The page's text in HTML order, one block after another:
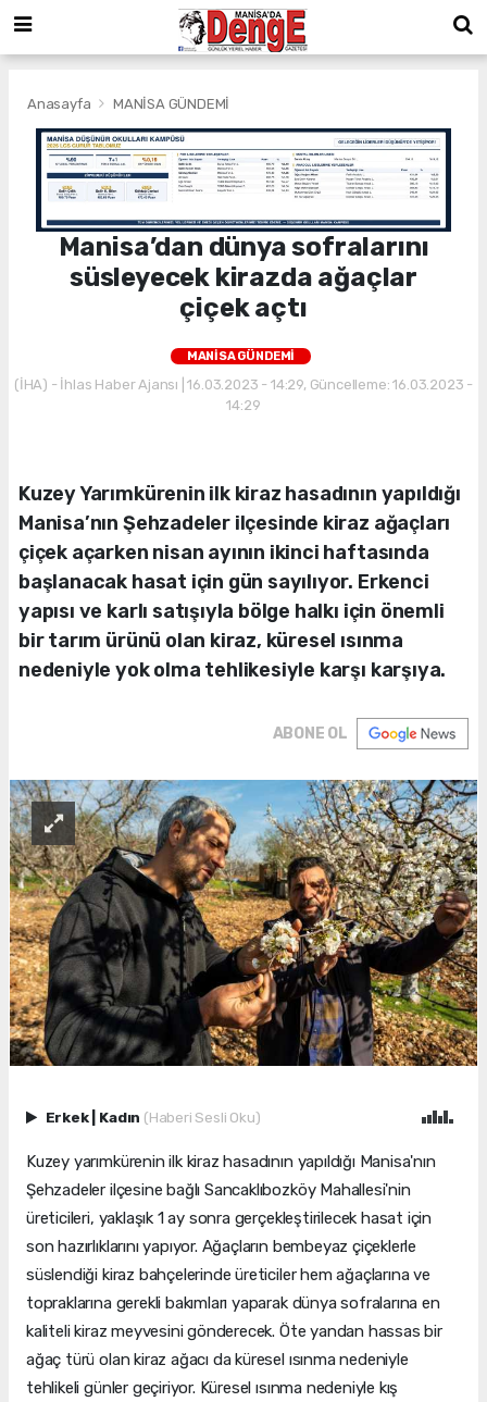
Anasayfa MANİSA GÜNDEMİ
Manisa’dan dünya sofralarını
süsleyecek kirazda ağaçlar
çiçek açtı
MANİSA GÜNDEMİ
(İHA) - İhlas Haber Ajansı | 16.03.2023 - 14:29, Güncelleme: 16.03.2023 -
14:29
Kuzey Yarımkürenin ilk kiraz hasadının yapıldığı
Manisa’nın Şehzadeler ilçesinde kiraz ağaçları
çiçek açarken nisan ayının ikinci haftasında
başlanacak hasat için gün sayılıyor. Erkenci
yapısı ve karlı satışıyla bölge halkı için önemli
bir tarım ürünü olan kiraz, küresel ısınma
nedeniyle yok olma tehlikesiyle karşı karşıya.
ABONE OL
Erkek Kadın (Haberi Sesli Oku)
Kuzey yarımkürenin ilk kiraz hasadının yapıldığı Manisa'nın
Şehzadeler ilçesine bağlı Sancaklıbozköy Mahallesi'nin
üreticileri, yaklaşık 1 ay sonra gerçekleştirilecek hasat için
son hazırlıklarını yapıyor. Ağaçların bembeyaz çiçeklerle
süslendiği kiraz bahçelerinde üreticiler hem ağaçlarına ve
topraklarına gerekli bakımları yaparak dünya sofralarına en
kaliteli kiraz meyvesini gönderecek. Öte yandan hassas bir
ağaç türü olan kiraz ağacı da küresel ısınma nedeniyle
tehlikeli günler geçiriyor. Küresel ısınma nedeniyle kış